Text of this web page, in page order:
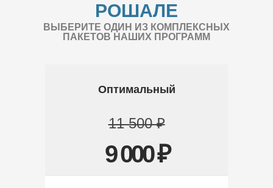
РОШАЛЕ
ВЫБЕРИТЕ ОДИН ИЗ КОМПЛЕКСНЫХ
ПАКЕТОВ НАШИХ ПРОГРАММ
Оптимальный
11 500 ₽
9 000 ₽